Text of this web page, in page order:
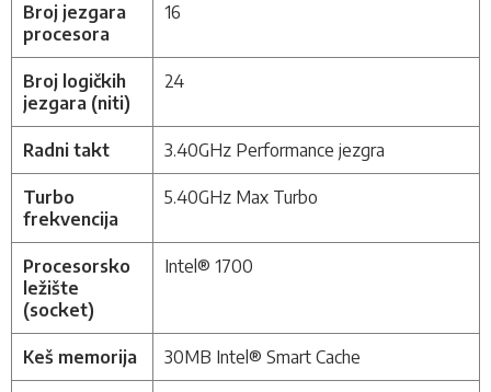
Broj jezgara
procesora
16
Broj logičkih
jezgara (niti)
24
Radni takt 3.40GHz Performance jezgra
Turbo
frekvencija
5.40GHz Max Turbo
Procesorsko
ležište
(socket)
Intel® 1700
Keš memorija 30MB Intel® Smart Cache